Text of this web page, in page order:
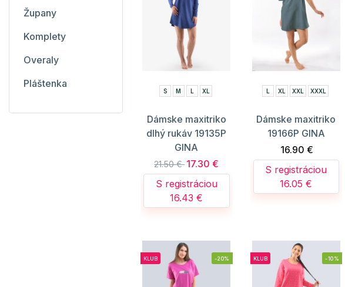
S M L XL
Dámske maxitriko
dlhý rukáv 19135P
GINA
21.50 € 17.30 €
S registráciou
16.43 €
L XL XXL XXXL
Dámske maxitriko
19166P GINA
16.90 €
S registráciou
16.05 €
KLUB -20% KLUB -10%
Župany
Komplety
Overaly
Pláštenka